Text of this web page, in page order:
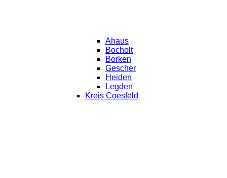
Ahaus
Bocholt
Borken
Gescher
Heiden
Legden
Kreis Coesfeld